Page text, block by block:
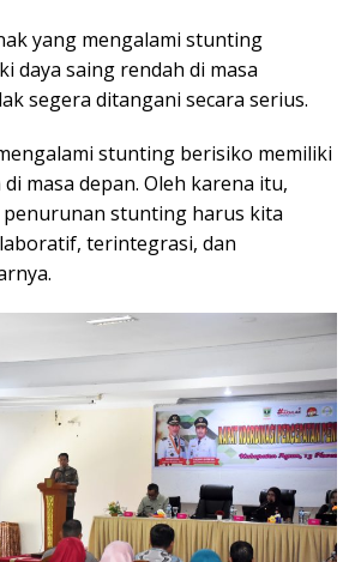
yang mengalami stunting
daya saing rendah di masa
segera ditangani secara serius.
stunting berisiko memiliki
masa depan. Oleh karena itu,
penurunan stunting harus kita
terintegrasi, dan